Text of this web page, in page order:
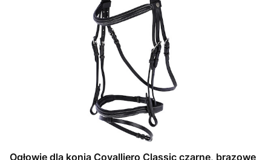
Ogłowie dla konia Covalliero Classic czarne, brązowe